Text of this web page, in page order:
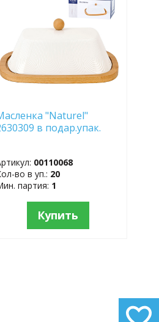
"Naturel"
в подар.упак.
00110068
во в уп.: 20
партия: 1
Купить